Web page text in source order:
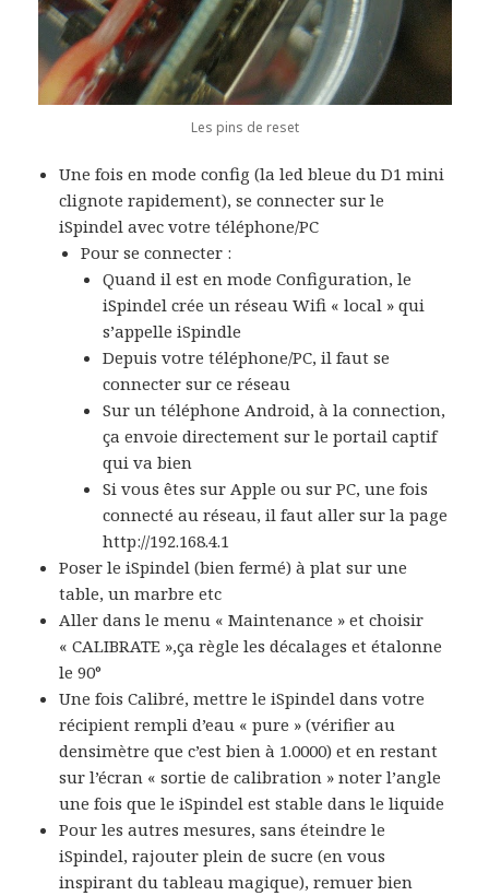
Les pins de reset
Une fois en mode config (la led bleue du D1 mini
clignote rapidement), se connecter sur le
iSpindel avec votre téléphone/PC
Pour se connecter :
Quand il est en mode Configuration, le
iSpindel crée un réseau Wifi « local » qui
s’appelle iSpindle
Depuis votre téléphone/PC, il faut se
connecter sur ce réseau
Sur un téléphone Android, à la connection,
ça envoie directement sur le portail captif
qui va bien
Si vous êtes sur Apple ou sur PC, une fois
connecté au réseau, il faut aller sur la page
http://192.168.4.1
Poser le iSpindel (bien fermé) à plat sur une
table, un marbre etc
Aller dans le menu « Maintenance » et choisir
« CALIBRATE »,ça règle les décalages et étalonne
le 90°
Une fois Calibré, mettre le iSpindel dans votre
récipient rempli d’eau « pure » (vérifier au
densimètre que c’est bien à 1.0000) et en restant
sur l’écran « sortie de calibration » noter l’angle
une fois que le iSpindel est stable dans le liquide
Pour les autres mesures, sans éteindre le
iSpindel, rajouter plein de sucre (en vous
inspirant du tableau magique), remuer bien